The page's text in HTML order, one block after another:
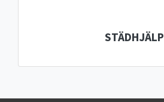
STÄDHJÄLP